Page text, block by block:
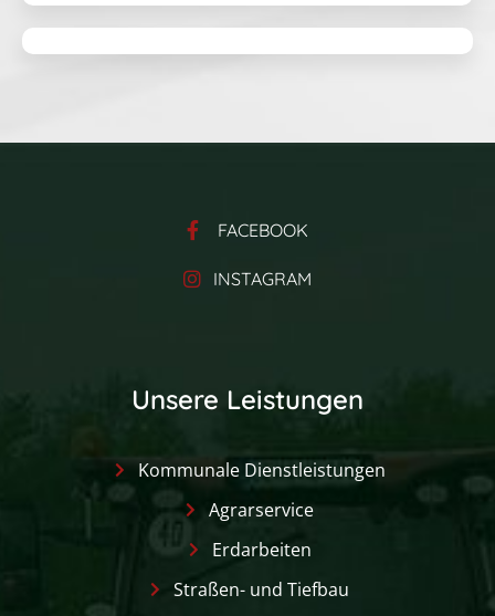
FACEBOOK
INSTAGRAM
Unsere Leistungen
Kommunale Dienstleistungen
Agrarservice
Erdarbeiten
Straßen- und Tiefbau